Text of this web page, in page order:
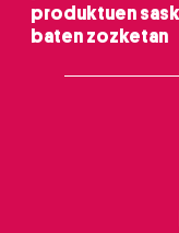
produktuen
baten zozketan